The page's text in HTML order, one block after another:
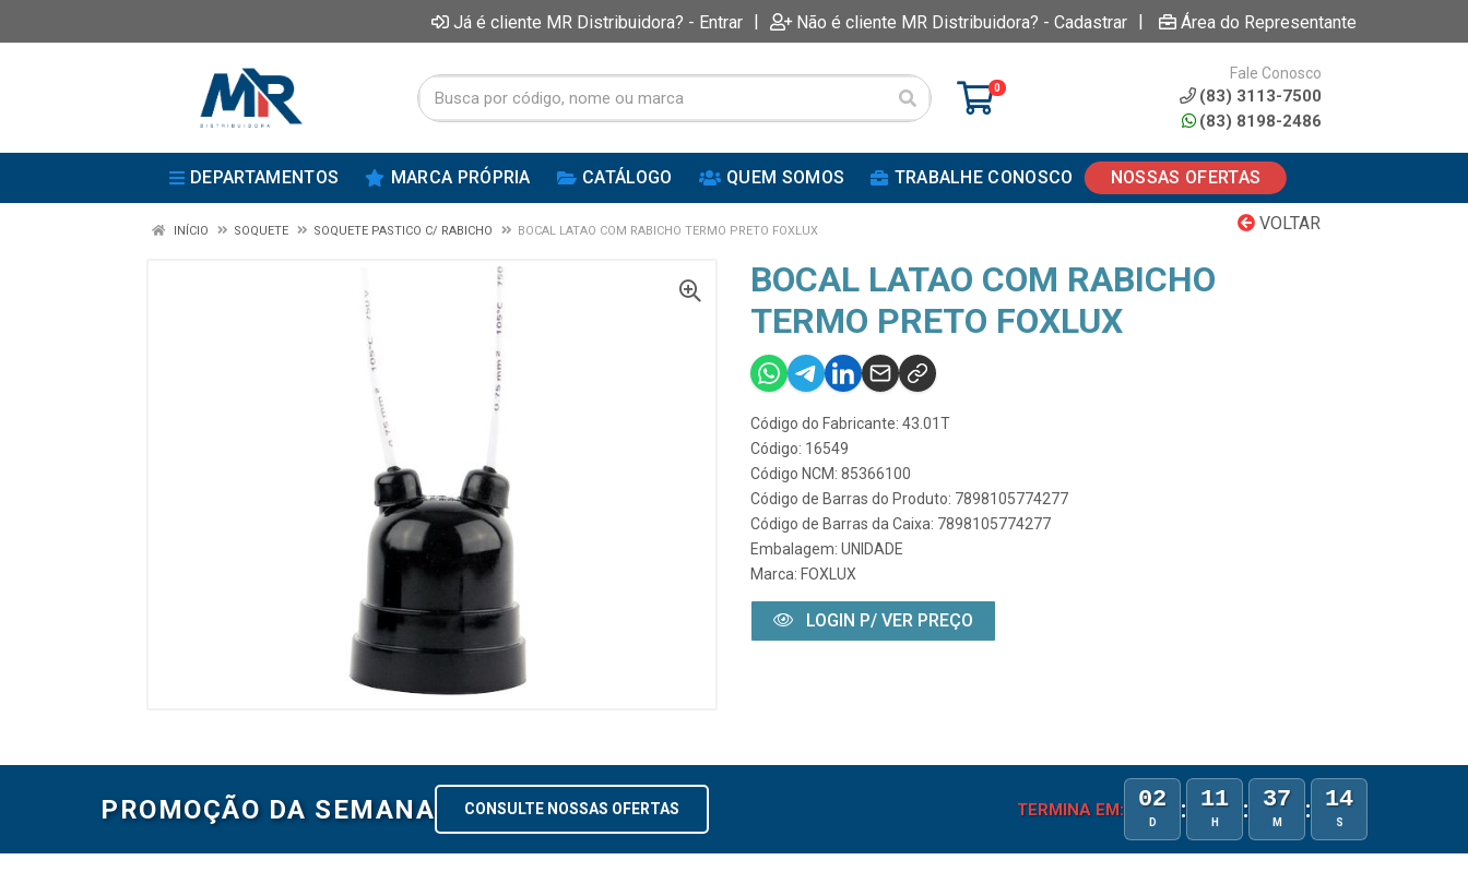
Já é cliente MR Distribuidora? - Entrar | Não é cliente MR Distribuidora? - Cadastrar | Área do Representante
0
Fale Conosco
(83) 3113-7500
(83) 8198-2486
DEPARTAMENTOS MARCA PRÓPRIA CATÁLOGO QUEM SOMOS TRABALHE CONOSCO NOSSAS OFERTAS
VOLTAR
INÍCIO SOQUETE SOQUETE PASTICO C/ RABICHO BOCAL LATAO COM RABICHO TERMO PRETO FOXLUX
BOCAL LATAO COM RABICHO
TERMO PRETO FOXLUX
Código do Fabricante: 43.01T
Código: 16549
Código NCM: 85366100
Código de Barras do Produto: 7898105774277
Código de Barras da Caixa: 7898105774277
Embalagem: UNIDADE
Marca: FOXLUX
LOGIN P/ VER PREÇO
PROMOÇÃO DA SEMANA CONSULTE NOSSAS OFERTAS TERMINA EM: 02
D : 11
H : 37
M : 14
S